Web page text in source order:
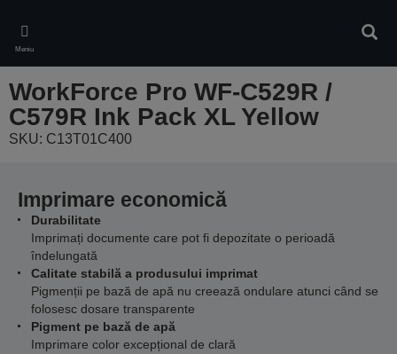
main
content
Meniu
WorkForce Pro WF-C529R /
C579R Ink Pack XL Yellow
SKU: C13T01C400
Imprimare economică
Durabilitate
Imprimați documente care pot fi depozitate o perioadă
îndelungată
Calitate stabilă a produsului imprimat
Pigmenții pe bază de apă nu creează ondulare atunci când se
folosesc dosare transparente
Pigment pe bază de apă
Imprimare color excepțional de clară